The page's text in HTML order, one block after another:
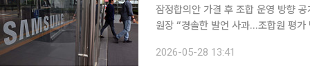
잠정합의안 가결 후 조합 운영 방향
원장 “경솔한 발언 사과…조합원 평가 받겠다” 삼성전자 최대 노조인 삼성전자
약 잠정합의안 가결 이후 내부 불만이
2026-05-28 13:41